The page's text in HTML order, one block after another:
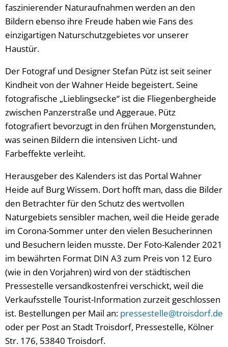
faszinierender Naturaufnahmen werden an den
Bildern ebenso ihre Freude haben wie Fans des
einzigartigen Naturschutzgebietes vor unserer
Haustür.
Der Fotograf und Designer Stefan Pütz ist seit seiner
Kindheit von der Wahner Heide begeistert. Seine
fotografische „Lieblingsecke“ ist die Fliegenbergheide
zwischen Panzerstraße und Aggeraue. Pütz
fotografiert bevorzugt in den frühen Morgenstunden,
was seinen Bildern die intensiven Licht- und
Farbeffekte verleiht.
Herausgeber des Kalenders ist das Portal Wahner
Heide auf Burg Wissem. Dort hofft man, dass die Bilder
den Betrachter für den Schutz des wertvollen
Naturgebiets sensibler machen, weil die Heide gerade
im Corona-Sommer unter den vielen Besucherinnen
und Besuchern leiden musste. Der Foto-Kalender 2021
im bewährten Format DIN A3 zum Preis von 12 Euro
(wie in den Vorjahren) wird von der städtischen
Pressestelle versandkostenfrei verschickt, weil die
Verkaufsstelle Tourist-Information zurzeit geschlossen
ist. Bestellungen per Mail an: pressestelle@troisdorf.de
oder per Post an Stadt Troisdorf, Pressestelle, Kölner
Str. 176, 53840 Troisdorf.